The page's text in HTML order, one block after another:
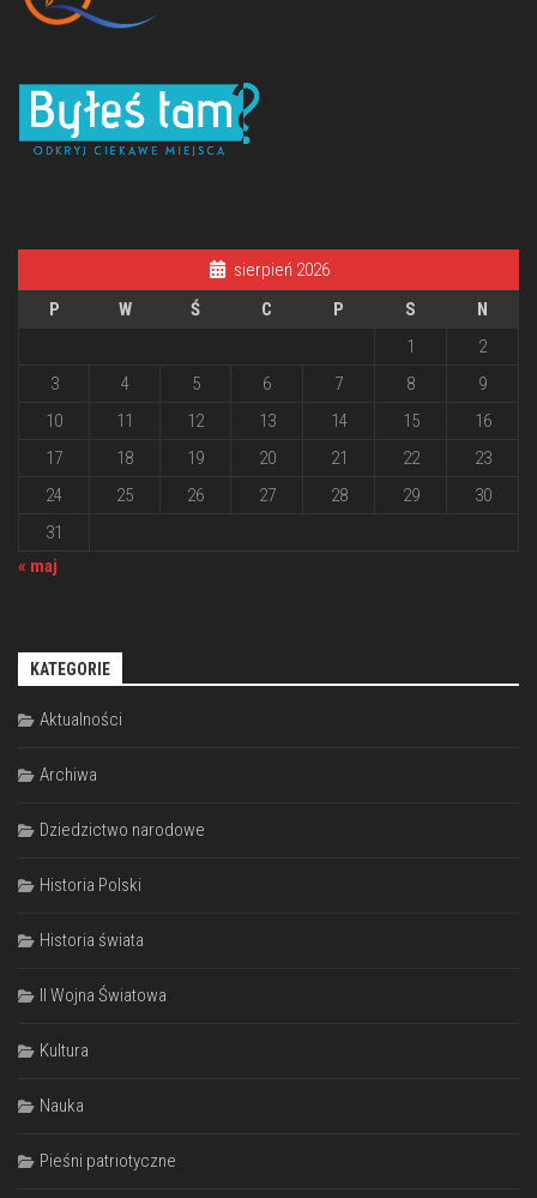
sierpień 2026
P
W Ś C P S
N
1
2
3
4 5 6 7 8
9
10
11 12 13 14 15
16
17
18 19 20 21 22
23
24
25 26 27 28 29
30
31
« maj
KATEGORIE
Aktualności
Archiwa
Dziedzictwo narodowe
Historia Polski
Historia świata
II Wojna Światowa
Kultura
Nauka
Pieśni patriotyczne